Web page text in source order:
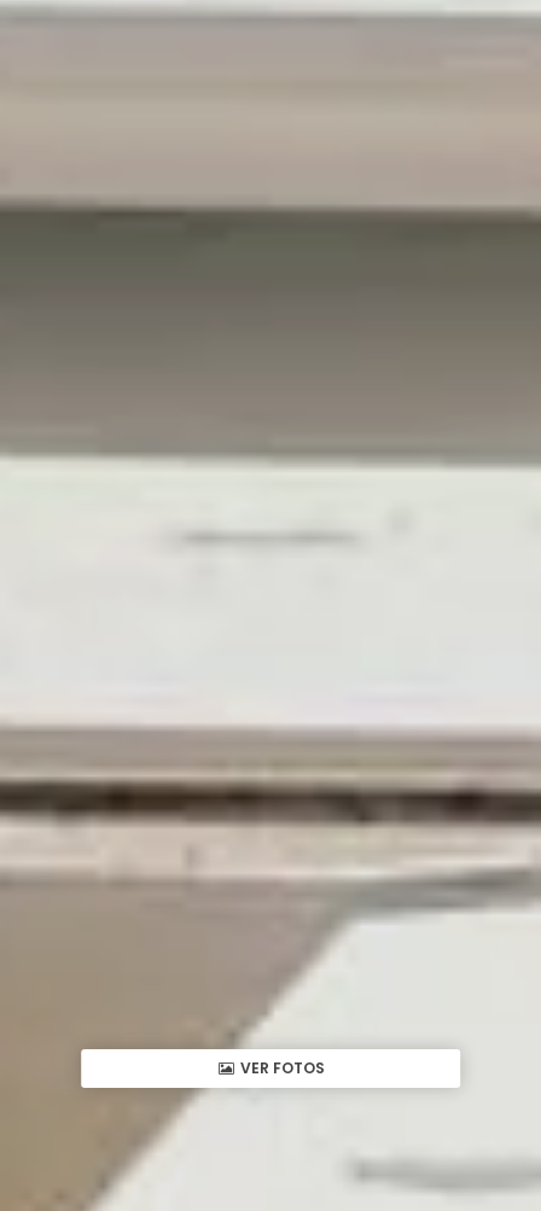
VER FOTOS